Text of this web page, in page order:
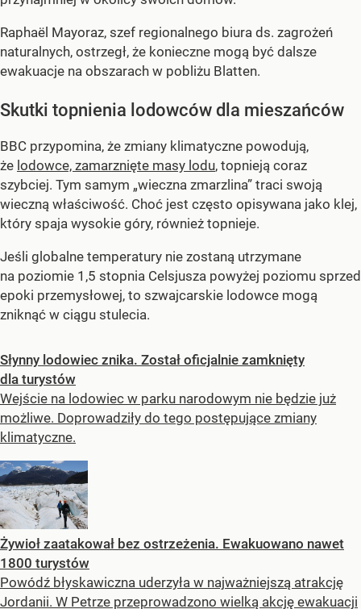
Raphaël Mayoraz, szef regionalnego biura ds. zagrożeń
naturalnych, ostrzegł, że konieczne mogą być dalsze
ewakuacje na obszarach w pobliżu Blatten.
Skutki topnienia lodowców dla mieszańców
BBC przypomina, że zmiany klimatyczne powodują,
że lodowce, zamarznięte masy lodu, topnieją coraz
szybciej. Tym samym „wieczna zmarzlina” traci swoją
wieczną właściwość. Choć jest często opisywana jako klej,
który spaja wysokie góry, również topnieje.
Jeśli globalne temperatury nie zostaną utrzymane
na poziomie 1,5 stopnia Celsjusza powyżej poziomu sprzed
epoki przemysłowej, to szwajcarskie lodowce mogą
zniknąć w ciągu stulecia.
Słynny lodowiec znika. Został oficjalnie zamknięty
dla turystów
Wejście na lodowiec w parku narodowym nie będzie już
możliwe. Doprowadziły do tego postępujące zmiany
klimatyczne.
Żywioł zaatakował bez ostrzeżenia. Ewakuowano nawet
1800 turystów
Powódź błyskawiczna uderzyła w najważniejszą atrakcję
Jordanii. W Petrze przeprowadzono wielką akcję ewakuacji